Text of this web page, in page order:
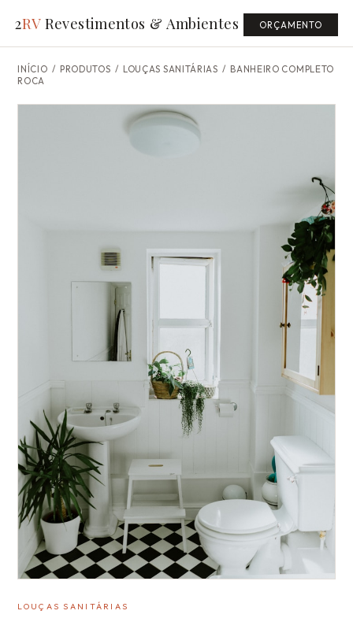
2RVRevestimentos & Ambientes ORÇAMENTO
INÍCIO / PRODUTOS / LOUÇAS SANITÁRIAS / BANHEIRO COMPLETO
ROCA
LOUÇAS SANITÁRIAS